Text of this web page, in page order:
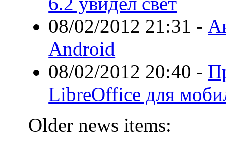
08/02/2012 21:31 -
Android
08/02/2012 20:40 -
LibreOffice для
Older news items: